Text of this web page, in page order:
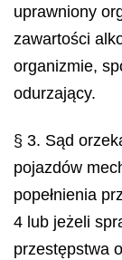
uprawniony
zawartości
organizmie,
odurzający.
§ 3. Sąd
pojazdów
popełnienia
4 lub jeżeli
przestępstwa